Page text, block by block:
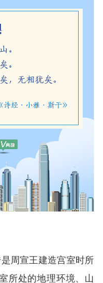
周宣王建造宫室时所
所处的地理环境、山